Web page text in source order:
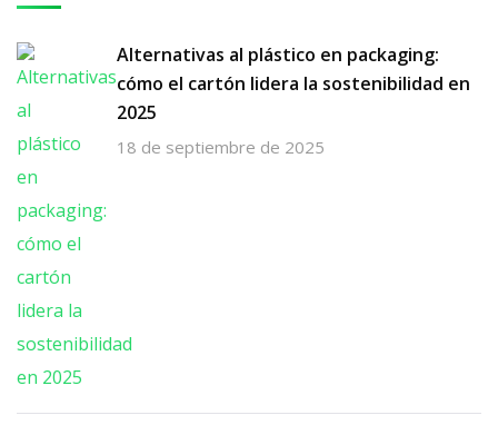
Alternativas al plástico en packaging:
cómo el cartón lidera la sostenibilidad en
2025
18 de septiembre de 2025